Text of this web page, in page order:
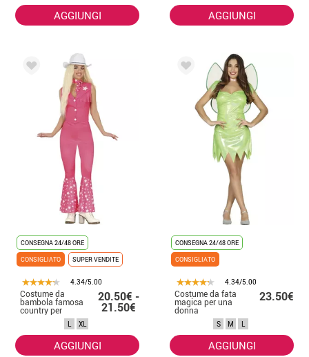
AGGIUNGI AGGIUNGI
CONSEGNA 24/48 ORE
CONSIGLIATO
SUPER VENDITE
4.34/5.00
Costume da
bambola famosa
country per
20.50€ -
21.50€
L XL
AGGIUNGI
CONSEGNA 24/48 ORE
CONSIGLIATO
4.34/5.00
Costume da fata
magica per una
donna
23.50€
S M L
AGGIUNGI